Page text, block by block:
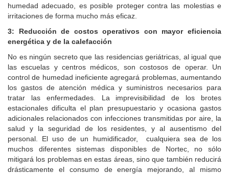
humedad adecuado, es posible proteger contra las molestias e
irritaciones de forma mucho más eficaz.
3: Reducción de costos operativos con mayor eficiencia
energética y de la calefacción
No es ningún secreto que las residencias geriátricas, al igual que
las escuelas y centros médicos, son costosos de operar. Un
control de humedad ineficiente agregará problemas, aumentando
los gastos de atención médica y suministros necesarios para
tratar las enfermedades. La imprevisibilidad de los brotes
estacionales dificulta el plan presupuestario y ocasiona gastos
adicionales relacionados con infecciones transmitidas por aire, la
salud y la seguridad de los residentes, y al ausentismo del
personal. El uso de un humidificador, cualquiera sea de los
muchos diferentes sistemas disponibles de Nortec, no sólo
mitigará los problemas en estas áreas, sino que también reducirá
drásticamente el consumo de energía mejorando, al mismo